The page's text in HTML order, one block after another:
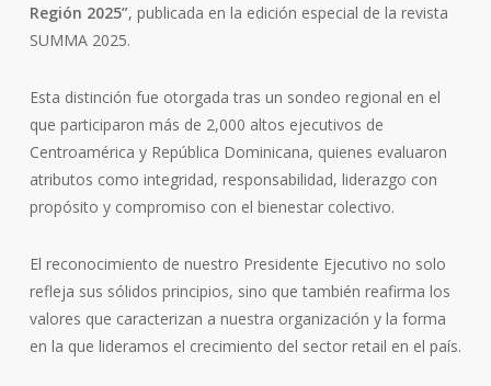
Región 2025”, publicada en la edición especial de la revista
SUMMA 2025.
Esta distinción fue otorgada tras un sondeo regional en el
que participaron más de 2,000 altos ejecutivos de
Centroamérica y República Dominicana, quienes evaluaron
atributos como integridad, responsabilidad, liderazgo con
propósito y compromiso con el bienestar colectivo.
El reconocimiento de nuestro Presidente Ejecutivo no solo
refleja sus sólidos principios, sino que también reafirma los
valores que caracterizan a nuestra organización y la forma
en la que lideramos el crecimiento del sector retail en el país.